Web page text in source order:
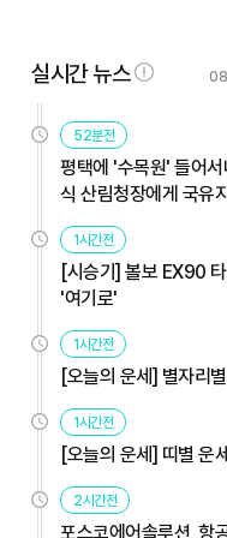
실시간 뉴스
52분전
평택에 '수목원' 들어
식 산림청장에게 국유
1시간전
[시승기] 볼보 EX90
'여기로'
1시간전
[오늘의 운세] 별자리
1시간전
[오늘의 운세] 띠별 운
2시간전
포스코에어솔루션, 항